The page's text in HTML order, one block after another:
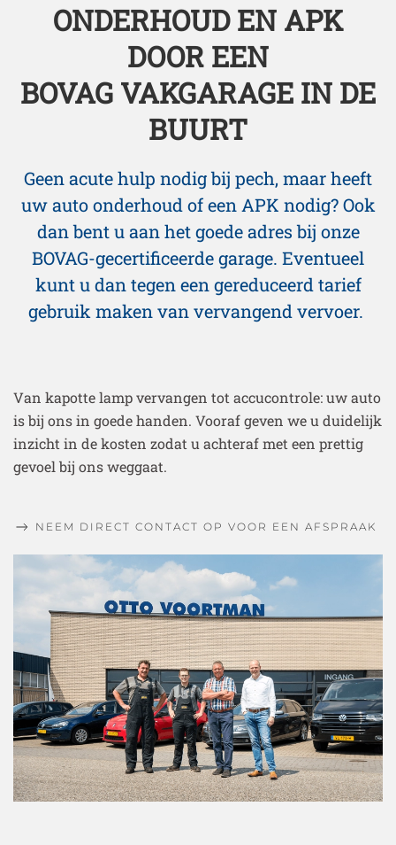
ONDERHOUD EN APK
DOOR EEN
BOVAG VAKGARAGE IN DE
BUURT
Geen acute hulp nodig bij pech, maar heeft
uw autoonderhoud of een APK nodig? Ook
dan bent u aan het goede adres bij onze
BOVAG-gecertificeerde garage. Eventueel
kunt u dan tegen een gereduceerd tarief
gebruik maken van vervangend vervoer.
Van kapotte lamp vervangen tot accucontrole: uw auto
is bij ons in goede handen. Vooraf geven we u duidelijk
inzicht in de kosten zodat u achteraf met een prettig
gevoel bij ons weggaat.
NEEM DIRECT CONTACT OP VOOR EEN AFSPRAAK